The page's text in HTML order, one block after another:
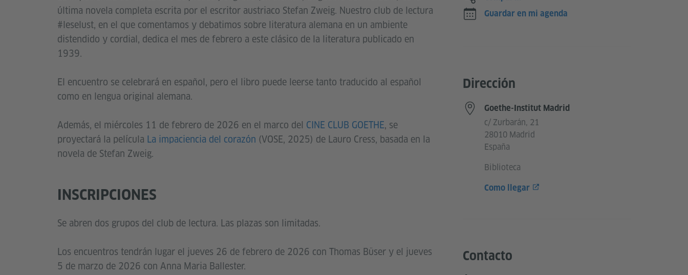
última novela completa escrita por el escritor austriaco Stefan Zweig. Nuestro club de lectura
#leselust, en el que comentamos y debatimos sobre literatura alemana en un ambiente
distendido y cordial, dedica el mes de febrero a este clásico de la literatura publicado en
1939.
El encuentro se celebrará en español, pero el libro puede leerse tanto traducido al español
como en lengua original alemana.
Además, el miércoles 11 de febrero de 2026 en el marco del CINE CLUB GOETHE, se
proyectará la película La impaciencia del corazón (VOSE, 2025) de Lauro Cress, basada en la
novela de Stefan Zweig.
INSCRIPCIONES
Se abren dos grupos del club de lectura. Las plazas son limitadas.
Los encuentros tendrán lugar el jueves 26 de febrero de 2026 con Thomas Büser y el jueves
5 de marzo de 2026 con Anna Maria Ballester.
Guardar en mi agenda
Dirección
Goethe-Institut Madrid
c/ Zurbarán, 21
28010 Madrid
España
Biblioteca
Como llegar
Contacto